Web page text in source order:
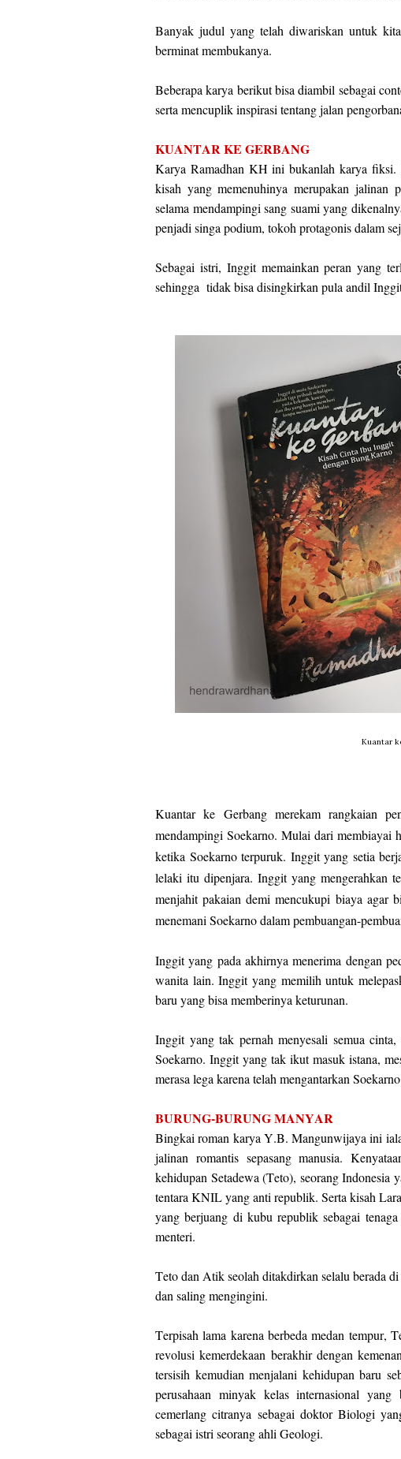
Banyak judul yang telah diwariskan untuk
berminat membukanya.
Beberapa karya berikut bisa diambil sebagai
serta mencuplik inspirasi tentang jalan
KUANTAR KE GERBANG
Karya Ramadhan KH ini bukanlah karya fiksi.
kisah yang memenuhinya merupakan jalinan
selama mendampingi sang suami yang
penjadi singa podium, tokoh protagonis dalam
Sebagai istri, Inggit memainkan peran yang
sehingga tidak bisa disingkirkan pula andil
Kuantar
Kuantar ke Gerbang merekam rangkaian
mendampingi Soekarno. Mulai dari membiayai
ketika Soekarno terpuruk. Inggit yang setia
lelaki itu dipenjara. Inggit yang mengerahkan
menjahit pakaian demi mencukupi biaya agar
menemani Soekarno dalam pembuangan-
Inggit yang pada akhirnya menerima dengan
wanita lain. Inggit yang memilih untuk
baru yang bisa memberinya keturunan.
Inggit yang tak pernah menyesali semua
Soekarno. Inggit yang tak ikut masuk istana,
merasa lega karena telah mengantarkan
BURUNG-BURUNG MANYAR
Bingkai roman karya Y.B. Mangunwijaya ini
jalinan romantis sepasang manusia.
kehidupan Setadewa (Teto), seorang Indonesia
tentara KNIL yang anti republik. Serta kisah
yang berjuang di kubu republik sebagai
menteri.
Teto dan Atik seolah ditakdirkan selalu berada
dan saling mengingini.
Terpisah lama karena berbeda medan tempur,
revolusi kemerdekaan berakhir dengan
tersisih kemudian menjalani kehidupan baru
perusahaan minyak kelas internasional
cemerlang citranya sebagai doktor Biologi
sebagai istri seorang ahli Geologi.